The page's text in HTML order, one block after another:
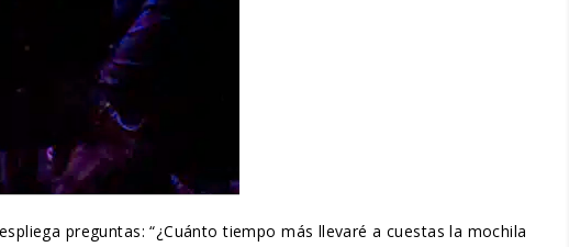
preguntas: “¿Cuánto tiempo más llevaré a cuestas la mochila